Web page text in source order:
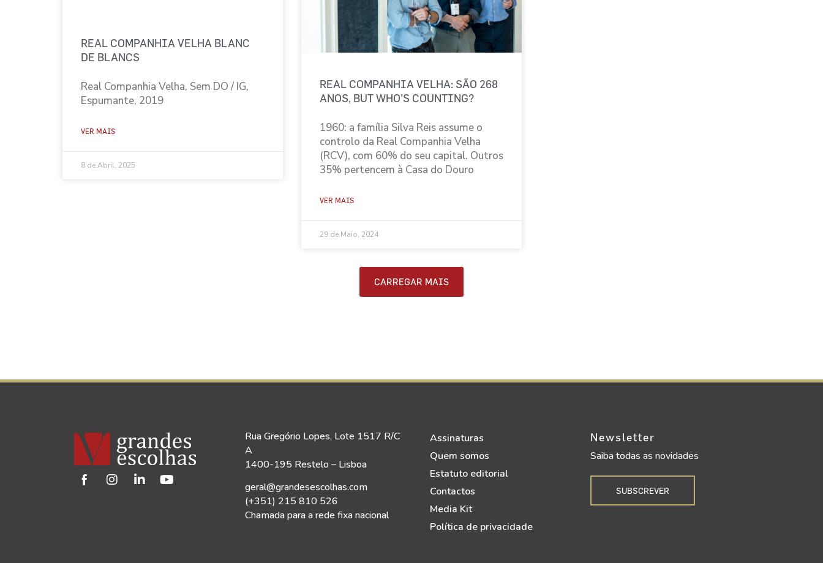
REAL COMPANHIA VELHA BLANC
DE BLANCS
Real Companhia Velha, Sem DO / IG,
Espumante, 2019
VER MAIS
8 de Abril, 2025
REAL COMPANHIA VELHA: SÃO 268
ANOS, BUT WHO’S COUNTING?
1960: a família Silva Reis assume o
controlo da Real Companhia Velha
(RCV), com 60% do seu capital. Outros
35% pertencem à Casa do Douro
VER MAIS
29 de Maio, 2024
CARREGAR MAIS
Rua Gregório Lopes, Lote 1517 R/C
A
1400-195 Restelo – Lisboa
geral@grandesescolhas.com
(+351) 215 810 526
Chamada para a rede fixa nacional
Assinaturas
Quem somos
Estatuto editorial
Contactos
Media Kit
Política de privacidade
Newsletter
Saiba todas as novidades
SUBSCREVER